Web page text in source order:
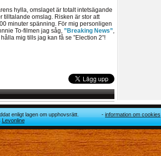
hylla, omslaget är totalt intetsägande
tilltalande omslag. Risken är stor att
minuter spänning. För mig personligen
To-filmen jag såg, ”Breaking News”,
mig tills jag kan få se ”Election 2”!
enligt lagen om upphovsrätt.
Levonline
information om cookies